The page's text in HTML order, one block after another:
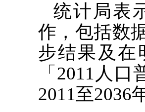
统计局表
作，包括数
步结果及在
「2011人
2011至2036